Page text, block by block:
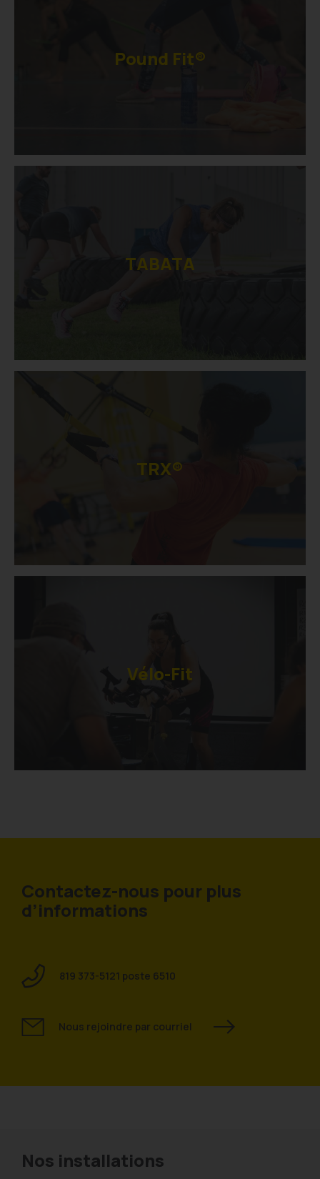
Pound Fit®
TABATA
TRX®
Vélo-Fit
Contactez-nous pour plus
d’informations
819 373-5121 poste 6510
Nous rejoindre par courriel
Nos installations